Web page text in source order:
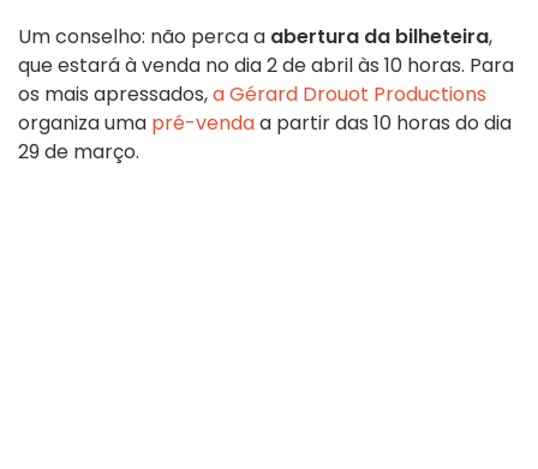
Um conselho: não perca a abertura da bilheteira,
que estará à venda no dia 2 de abril às 10 horas. Para
os mais apressados,a Gérard Drouot Productions
organiza uma pré-vendaa partir das 10 horas do dia
29 de março.